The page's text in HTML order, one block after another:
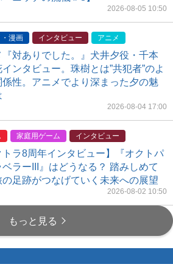
2026-08-05 10:50
漫画 インタビュー アニメ
『対ありでした。』犬井夕役・千本
ンタビュー。珠樹とは”共犯者”のよ
係性。アニメでより深まった夕の魅
2026-08-04 17:00
家庭用ゲーム インタビュー
トラ8周年インタビュー】『オクトパ
ベラーIII』はどうなる？ 踏みしめて
の足跡がつなげていく未来への展望
2026-08-02 10:50
もっと見る